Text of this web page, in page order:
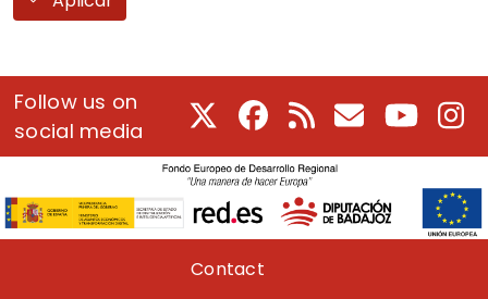
Follow us on
social media
Facebook
RSS CourrielYoutube
Pie de páginaContact